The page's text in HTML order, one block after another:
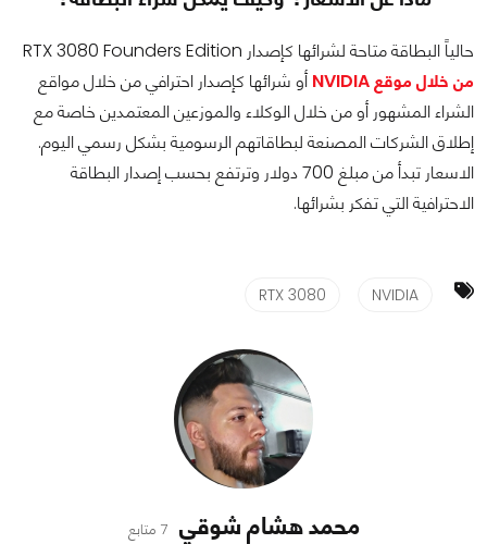
حالياً البطاقة متاحة لشرائها كإصدار RTX 3080 Founders Edition
من خلال موقع NVIDIA
أو شرائها كإصدار احترافي من خلال مواقع
الشراء المشهور أو من خلال الوكلاء والموزعين المعتمدين خاصة مع
إطلاق الشركات المصنعة لبطاقاتهم الرسومية بشكل رسمي اليوم.
الاسعار تبدأ من مبلغ 700 دولار وترتفع بحسب إصدار البطاقة
الاحترافية التي تفكر بشرائها.
NVIDIA
RTX 3080
محمد هشام شوقي 7 متابع